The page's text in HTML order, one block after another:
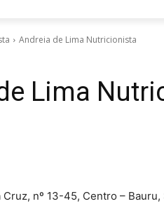
Andreia de Lima Nutricionista
Lima
nº 13-45, Centro – Bauru,